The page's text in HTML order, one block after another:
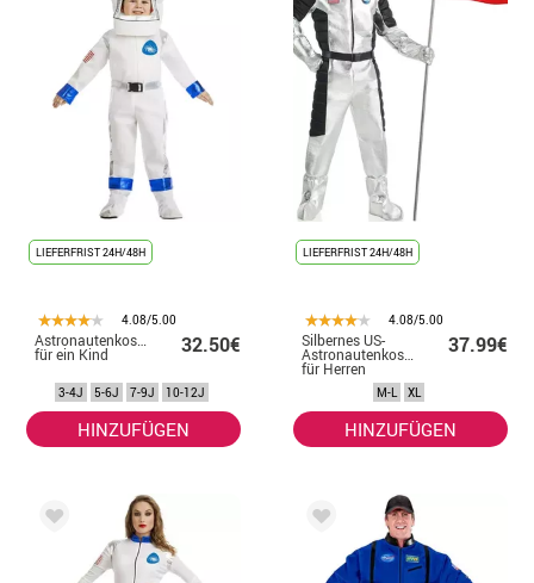
LIEFERFRIST 24H/48H
4.08/5.00
Astronautenkostüm
für ein Kind 32.50€
3-4J 5-6J 7-9J 10-12J
HINZUFÜGEN
LIEFERFRIST 24H/48H
4.08/5.00
Silbernes US-
Astronautenkostüm
für Herren
37.99€
M-L XL
HINZUFÜGEN